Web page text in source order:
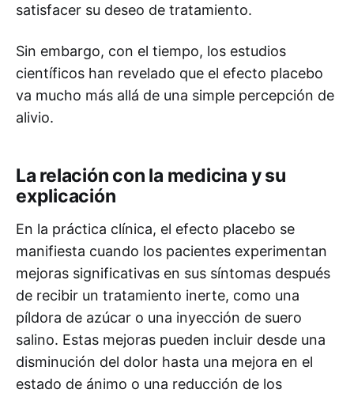
satisfacer su deseo de tratamiento.
Sin embargo, con el tiempo, los estudios
científicos han revelado que el efecto placebo
va mucho más allá de una simple percepción de
alivio.
La relación con la medicina y su
explicación
En la práctica clínica, el efecto placebo se
manifiesta cuando los pacientes experimentan
mejoras significativas en sus síntomas después
de recibir un tratamiento inerte, como una
píldora de azúcar o una inyección de suero
salino. Estas mejoras pueden incluir desde una
disminución del dolor hasta una mejora en el
estado de ánimo o una reducción de los